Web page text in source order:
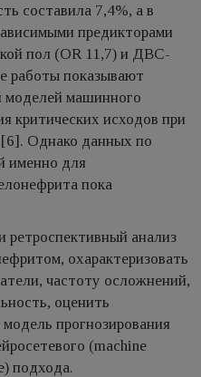
составила 7,4%, а в
предикторами
пол (OR 11,7) и ДВС-
работы показывают
моделей машинного
критических исходов при
Однако данных по
именно для
пока
ретроспективный анализ
охарактеризовать
частоту осложнений,
оценить
прогнозирования
(machine
подхода.